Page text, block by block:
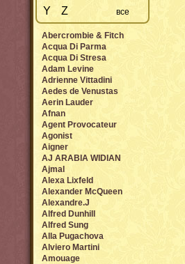
Y
Z все
Abercrombie & Fitch
Acqua Di Parma
Acqua Di Stresa
Adam Levine
Adrienne Vittadini
Aedes de Venustas
Aerin Lauder
Afnan
Agent Provocateur
Agonist
Aigner
AJ ARABIA WIDIAN
Ajmal
Alexa Lixfeld
Alexander McQueen
Alexandre.J
Alfred Dunhill
Alfred Sung
Alla Pugachova
Alviero Martini
Amouage